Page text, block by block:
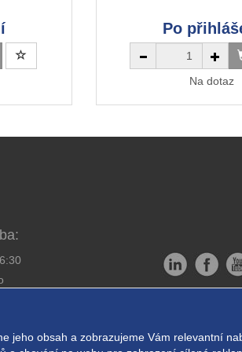
jeho obsah a zobrazujeme Vám relevantní
Po
Na dotaz
Powered by ABRA E-